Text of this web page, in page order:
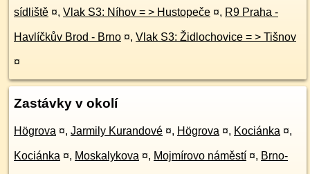
sídliště ¤, Vlak S3: Níhov = > Hustopeče ¤, R9 Praha -
Havlíčkův Brod - Brno ¤, Vlak S3: Židlochovice = > Tišnov
¤
Zastávky v okolí
Högrova ¤, Jarmily Kurandové ¤, Högrova ¤, Kociánka ¤,
Kociánka ¤, Moskalykova ¤, Mojmírovo náměstí ¤, Brno-